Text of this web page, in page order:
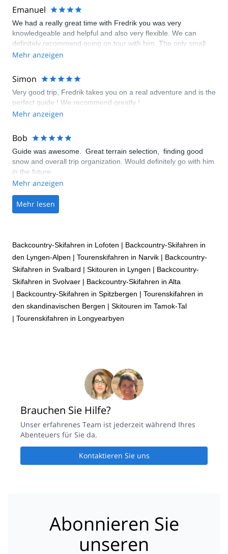
Share was top class as they integrated our demand for an
outdoor expedition very well and drafted out this incredible
option very quickly. Easy access for follow up made us feel just
good. Go for it.
Emanuel
We had a really great time with Fredrik you was very
knowledgeable and helpful and also very flexible. We can
definitely recommend going on tour with him. The only small
citicism (which is really too strong a word here) is that it would
beforehand, but most likely we would just have needed to ask
more directly. Definitely a thumbs up from us!
Mehr anzeigen
Simon
Very good trip, Fredrik takes you on a real adventure and is the
perfect guide ! We recommend greatly !
Mehr anzeigen
Bob
Guide was awesome. Great terrain selection, finding good
snow and overall trip organization. Would definitely go with him
in the future.
Mehr anzeigen
Mehr lesen
Backcountry-Skifahren in Lofoten | Backcountry-Skifahren in
den Lyngen-Alpen | Tourenskifahren in Narvik | Backcountry-
Skifahren in Svalbard | Skitouren in Lyngen | Backcountry-
Skifahren in Svolvaer | Backcountry-Skifahren in Alta
| Backcountry-Skifahren in Spitzbergen | Tourenskifahren in
den skandinavischen Bergen | Skitouren im Tamok-Tal
| Tourenskifahren in Longyearbyen
Brauchen Sie Hilfe?
Unser erfahrenes Team ist jederzeit während Ihres
Abenteuers für Sie da.
Kontaktieren Sie uns
Abonnieren Sie
unseren